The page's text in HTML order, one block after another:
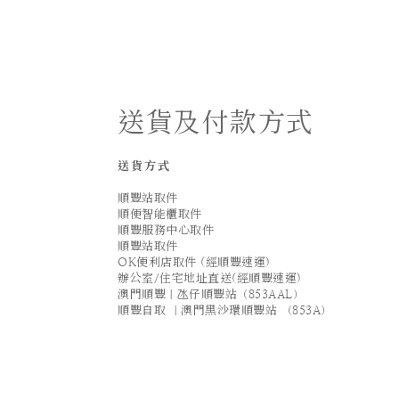
送貨及付款方式
送貨方式
順豐站取件
順便智能櫃取件
順豐服務中心取件
順豐站取件
OK便利店取件 (經順豐速運)
辦公室/住宅地址直送(經順豐速運)
澳門順豐｜氹仔順豐站（853AAL）
順豐自取 ｜澳門黑沙環順豐站 （853A）